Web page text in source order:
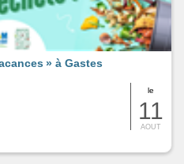
le
11
AOUT
» à Gastes